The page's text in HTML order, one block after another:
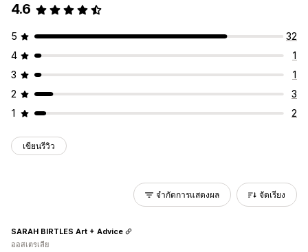
4.6
5
32
4
1
3
1
2
3
1
2
เขียนรีวิว
จำกัดการแสดงผล จัดเรียง
SARAH BIRTLES Art + Advice
ออสเตรเลีย